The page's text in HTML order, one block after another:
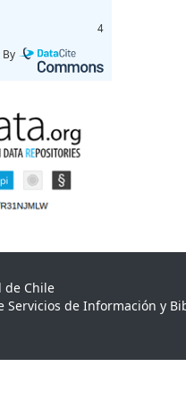
4
By
de Chile
Servicios de Información y